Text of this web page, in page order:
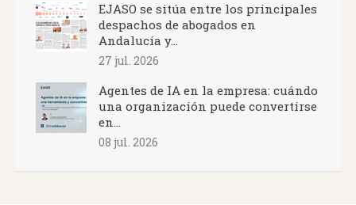
EJASO se sitúa entre los principales
despachos de abogados en
Andalucía y...
27 jul. 2026
Agentes de IA en la empresa: cuándo
una organización puede convertirse
en...
08 jul. 2026